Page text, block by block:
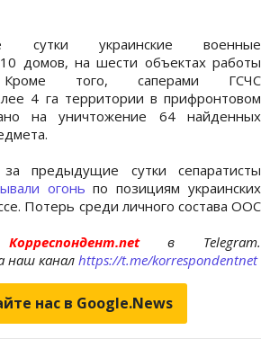
сутки украинские военные
домов, на шести объектах работы
Кроме того, саперами ГСЧС
4 га территории в прифронтовом
на уничтожение 64 найденных
предыдущие сутки сепаратисты
огонь по позициям украинских
Потерь среди личного состава ООС
в Telegram.
наш канал https://t.me/korrespondentnet
нас в Google.News